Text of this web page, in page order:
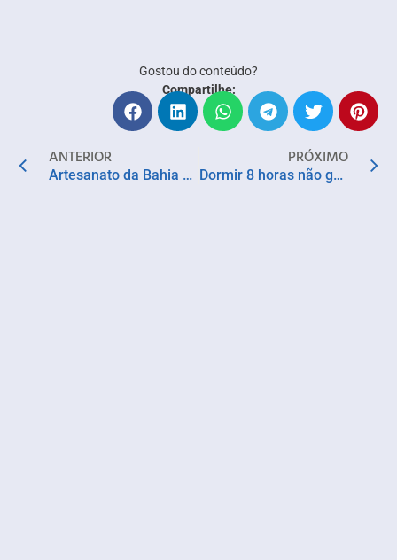
Gostou do conteúdo?
Compartilhe:
ANTERIOR
Artesanato da Bahia ganha destaque na capa da Vogue e reforça força da moda autoral brasileira
PRÓXIMO
Dormir 8 horas não garante descanso: especialistas apontam por que você acorda cansada